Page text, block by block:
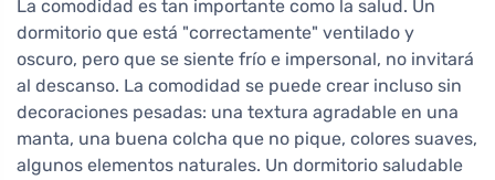
La comodidad es tan importante como la salud. Un
dormitorio que está "correctamente" ventilado y
oscuro, pero que se siente frío e impersonal, no invitará
al descanso. La comodidad se puede crear incluso sin
decoraciones pesadas: una textura agradable en una
manta, una buena colcha que no pique, colores suaves,
algunos elementos naturales. Un dormitorio saludable